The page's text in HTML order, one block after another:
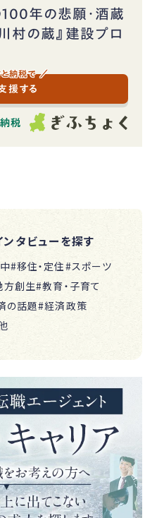
年の悲願・酒蔵
村の蔵』建設プロ
援する
納税で ／
タビューを探す
#移住・定住#スポーツ
方創生#教育・子育て
の話題#経済政策